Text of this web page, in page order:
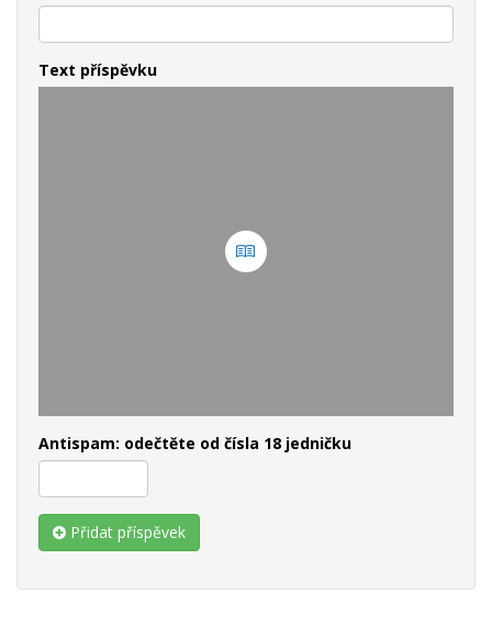
Text příspěvku
Antispam: odečtěte od čísla 18 jedničku
Přidat příspěvek